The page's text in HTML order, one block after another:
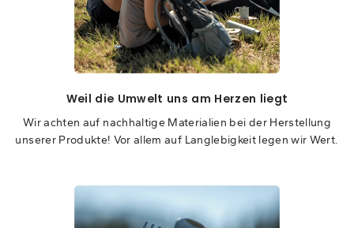
Weil die Umwelt uns am Herzen liegt
Wir achten auf nachhaltige Materialien bei der Herstellung
unserer Produkte! Vor allem auf Langlebigkeit legen wir Wert.